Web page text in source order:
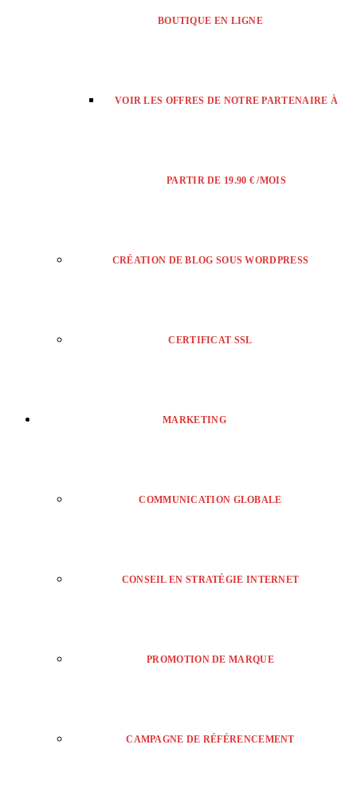
BOUTIQUE EN LIGNE
VOIR LES OFFRES DE NOTRE PARTENAIRE À
PARTIR DE 19.90 € /MOIS
CRÉATION DE BLOG SOUS WORDPRESS
CERTIFICAT SSL
MARKETING
COMMUNICATION GLOBALE
CONSEIL EN STRATÉGIE INTERNET
PROMOTION DE MARQUE
CAMPAGNE DE RÉFÉRENCEMENT